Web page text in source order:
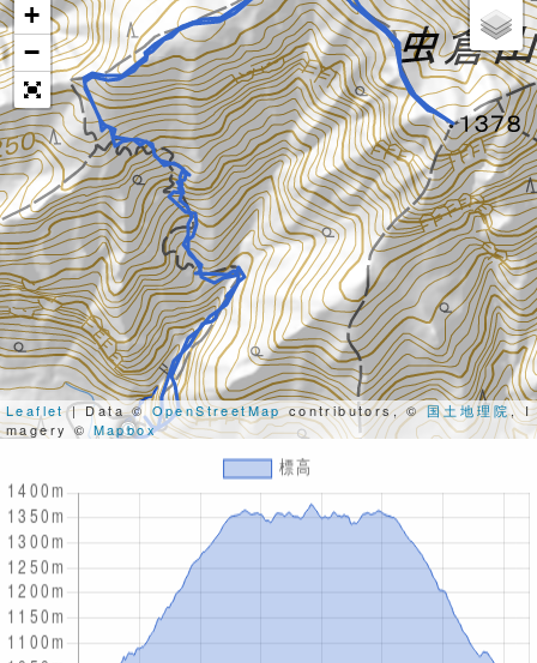
+
−
Leaflet| Data © OpenStreetMapcontributors, ©国土地理院, I
magery ©Mapbox